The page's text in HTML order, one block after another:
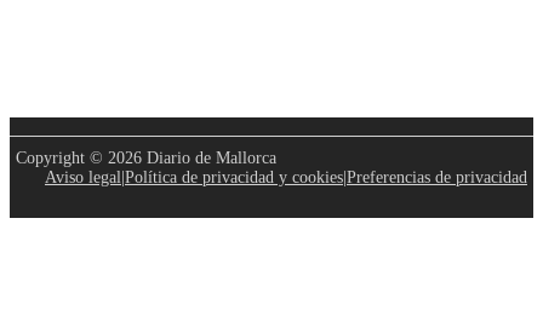
Copyright © 2026 Diario de Mallorca
Aviso legal Política de privacidad y cookies Preferencias de privacidad